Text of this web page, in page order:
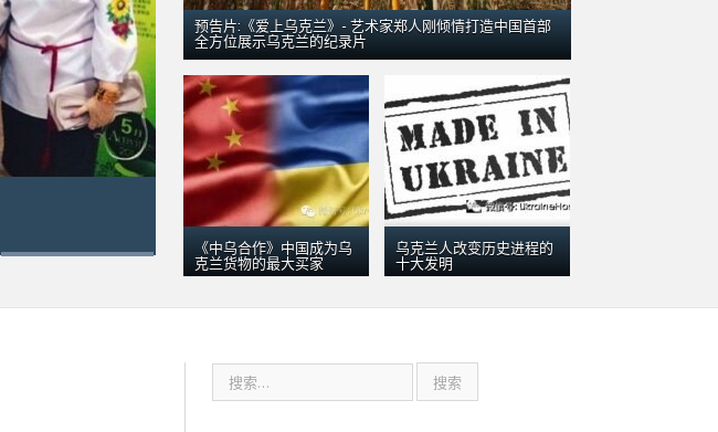
五月 9, 2016
乌克兰对战胜纳粹的贡献
预告片:《爱上乌克兰》- 艺术家郑人刚倾情打造中国首部
全方位展示乌克兰的纪录片
《中乌合作》中国成为乌
克兰货物的最大买家
乌克兰人改变历史进程的
十大发明